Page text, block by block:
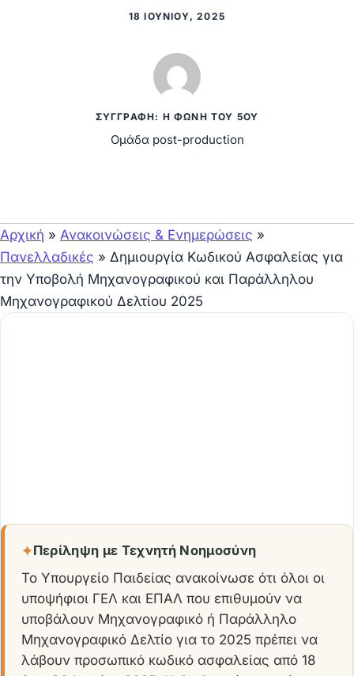
18 ΙΟΥΝΊΟΥ, 2025
ΣΥΓΓΡΑΦΉ: Η ΦΩΝΉ ΤΟΥ 5ΟΥ
Ομάδα post-production
Αρχική » Ανακοινώσεις & Ενημερώσεις »
Πανελλαδικές » Δημιουργία Κωδικού Ασφαλείας για
την Υποβολή Μηχανογραφικού και Παράλληλου
Μηχανογραφικού Δελτίου 2025
✦Περίληψη με Τεχνητή Νοημοσύνη
Το Υπουργείο Παιδείας ανακοίνωσε ότι όλοι οι
υποψήφιοι ΓΕΛ και ΕΠΑΛ που επιθυμούν να
υποβάλουν Μηχανογραφικό ή Παράλληλο
Μηχανογραφικό Δελτίο για το 2025 πρέπει να
λάβουν προσωπικό κωδικό ασφαλείας από 18